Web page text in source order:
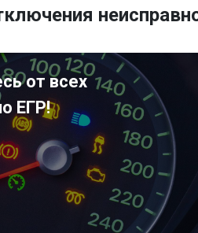
от всех
ЕГР!